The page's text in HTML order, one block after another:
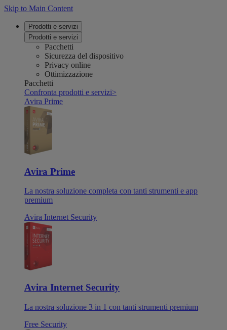
Skip to Main Content
Prodotti e servizi
Prodotti e servizi
Pacchetti
Sicurezza del dispositivo
Privacy online
Ottimizzazione
Pacchetti
Confronta prodotti e servizi>
Avira Prime
Avira Prime
La nostra soluzione completa con tanti strumenti e app
premium
Avira Internet Security
Avira Internet Security
La nostra soluzione 3 in 1 con tanti strumenti premium
Free Security